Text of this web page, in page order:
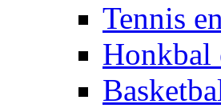
Tennis
Honkbal